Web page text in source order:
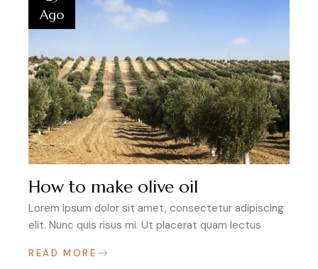
Ago
How to make olive oil
Lorem ipsum dolor sit amet, consectetur adipiscing
elit. Nunc quis risus mi. Ut placerat quam lectus
READ MORE